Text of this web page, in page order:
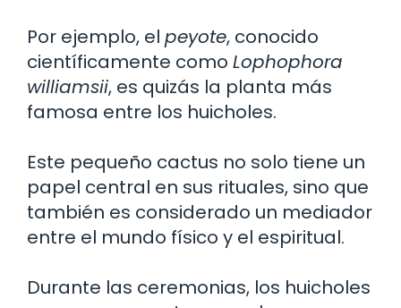
Por ejemplo, el peyote, conocido
científicamente como Lophophora
williamsii, es quizás la planta más
famosa entre los huicholes.
Este pequeño cactus no solo tiene un
papel central en sus rituales, sino que
también es considerado un mediador
entre el mundo físico y el espiritual.
Durante las ceremonias, los huicholes